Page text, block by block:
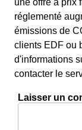
une offre à prix
réglementé
émissions de
clients EDF ou
d'informations
contacter le
Laisser un